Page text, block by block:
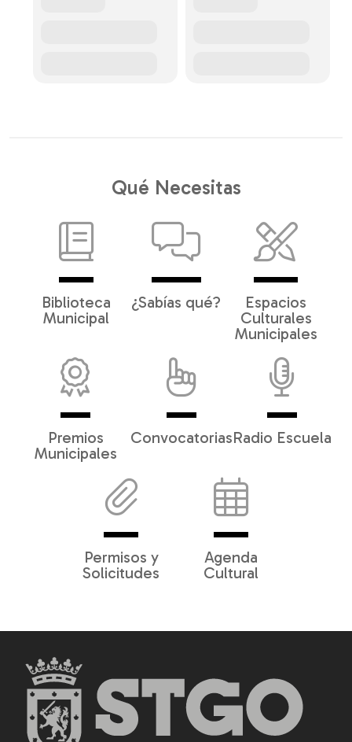
Qué Necesitas
Biblioteca
Municipal
¿Sabías qué?
Espacios
Culturales
Municipales
Premios
Municipales
ConvocatoriasRadio Escuela
Permisos y
Solicitudes
Agenda
Cultural